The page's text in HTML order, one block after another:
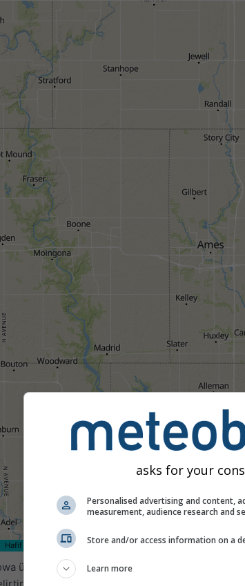
00:00 00:15 00:30 00:45
Hafif Orta Şiddetli Çok Şiddetli
üzerine yerleştirilmiştir. Bu animasyon, seçili
Veriler
tarafından
asks for your
Personalised advertising and content,
measurement, audience research and
Store and/or access information on a
Learn more